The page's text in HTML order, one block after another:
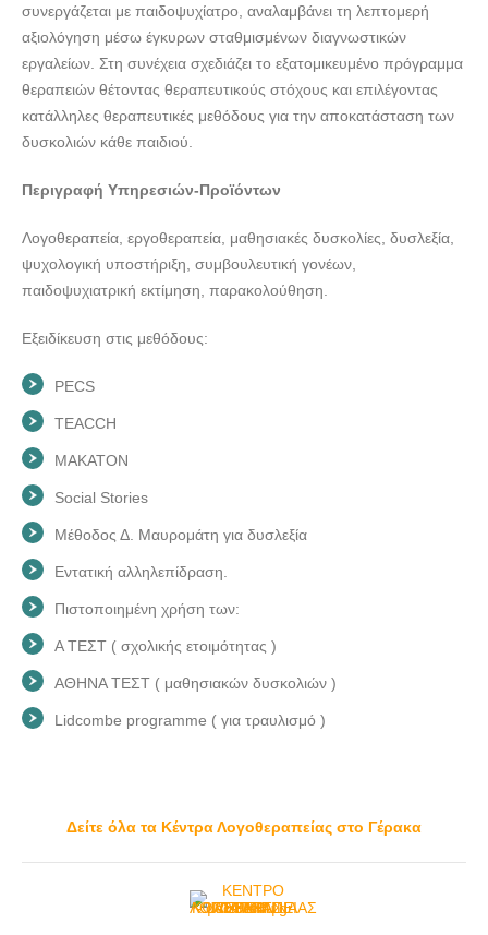
συνεργάζεται με παιδοψυχίατρο, αναλαμβάνει τη λεπτομερή
αξιολόγηση μέσω έγκυρων σταθμισμένων διαγνωστικών
εργαλείων. Στη συνέχεια σχεδιάζει το εξατομικευμένο πρόγραμμα
θεραπειών θέτοντας θεραπευτικούς στόχους και επιλέγοντας
κατάλληλες θεραπευτικές μεθόδους για την αποκατάσταση των
δυσκολιών κάθε παιδιού.
Περιγραφή Υπηρεσιών-Προϊόντων
Λογοθεραπεία, εργοθεραπεία, μαθησιακές δυσκολίες, δυσλεξία,
ψυχολογική υποστήριξη, συμβουλευτική γονέων,
παιδοψυχιατρική εκτίμηση, παρακολούθηση.
Εξειδίκευση στις μεθόδους:
PECS
TEACCH
MAKATON
Social Stories
Μέθοδος Δ. Μαυρομάτη για δυσλεξία
Εντατική αλληλεπίδραση.
Πιστοποιημένη χρήση των:
Α ΤΕΣΤ ( σχολικής ετοιμότητας )
ΑΘΗΝΑ ΤΕΣΤ ( μαθησιακών δυσκολιών )
Lidcombe programme ( για τραυλισμό )
Δείτε όλα τα Κέντρα Λογοθεραπείας στο Γέρακα